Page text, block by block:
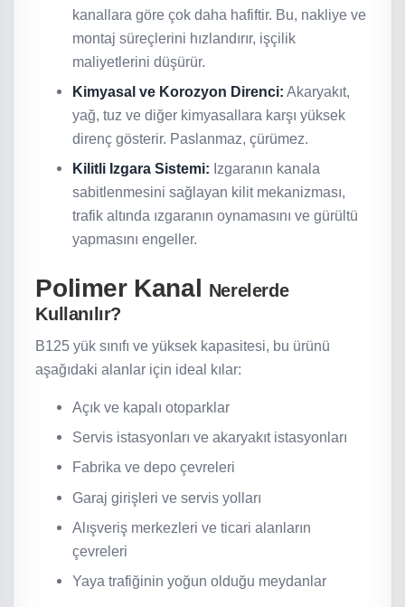
kanallara göre çok daha hafiftir. Bu, nakliye ve
montaj süreçlerini hızlandırır, işçilik
maliyetlerini düşürür.
Kimyasal ve Korozyon Direnci: Akaryakıt,
yağ, tuz ve diğer kimyasallara karşı yüksek
direnç gösterir. Paslanmaz, çürümez.
Kilitli Izgara Sistemi: Izgaranın kanala
sabitlenmesini sağlayan kilit mekanizması,
trafik altında ızgaranın oynamasını ve gürültü
yapmasını engeller.
Polimer Kanal Nerelerde
Kullanılır?
B125 yük sınıfı ve yüksek kapasitesi, bu ürünü
aşağıdaki alanlar için ideal kılar:
Açık ve kapalı otoparklar
Servis istasyonları ve akaryakıt istasyonları
Fabrika ve depo çevreleri
Garaj girişleri ve servis yolları
Alışveriş merkezleri ve ticari alanların
çevreleri
Yaya trafiğinin yoğun olduğu meydanlar